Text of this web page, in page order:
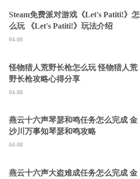
Steam免费派对游戏《Let's Patiti!》怎
么玩 《Let's Patiti!》玩法介绍
04-08
怪物猎人荒野长枪怎么玩 怪物猎人荒
野长枪攻略心得分享
04-08
燕云十六声琴瑟和鸣任务怎么完成 金
沙川万事知琴瑟和鸣攻略
04-08
燕云十六声大盗难成任务怎么完成 金